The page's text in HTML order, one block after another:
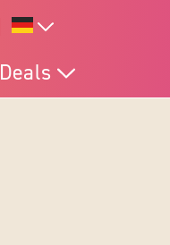
Deals